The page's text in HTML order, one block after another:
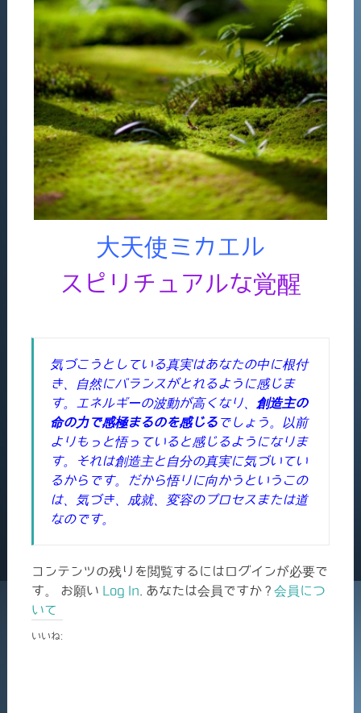
大天使ミカエル
スピリチュアルな覚醒
気づこうとしている真実はあなたの中に根付
き、自然にバランスがとれるように感じま
す。エネルギーの波動が高くなり、 創造主の
命の力で感極まるのを感じるでしょう。以前
よりもっと悟っていると感じるようになりま
す。それは創造主と自分の真実に気づいてい
るからです。だから悟りに向かうというこの
は、気づき、成就、変容のプロセスまたは道
なのです。
コンテンツの残りを閲覧するにはログインが必要で
す。 お願い Log In . あなたは会員ですか ? 会員につ
いて
いいね: